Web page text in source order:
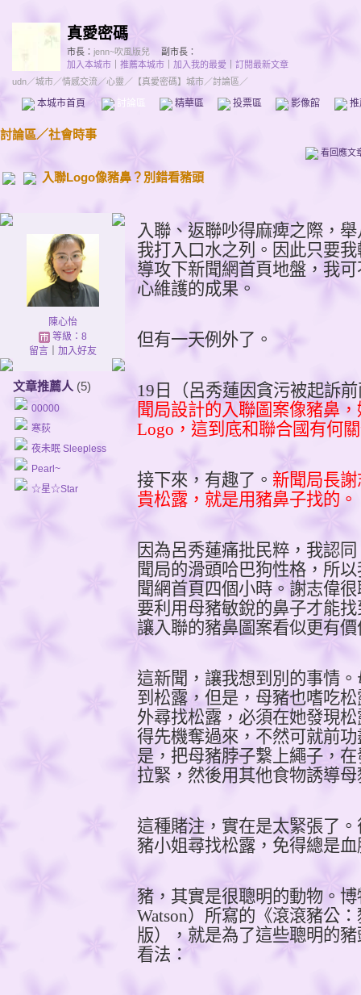
真愛密碼
市長： jenn~吹風版兒
副市長：
加入本城市
推薦本城市 加入我的最愛
訂閱最新文章
udn／城市／情感交流／心靈 ／ 【真愛密碼】城市／討論區／
本城市首頁 討論區 精華區 投票區 影像館
討論區／社會時事
看回應文
入聯Logo像豬鼻？別錯看豬頭
陳心怡
等級：8
留言｜ 加入好友
文章推薦人 (5)
00000
寒荻
夜未眠 Sleepless
Pearl~
☆星☆Star
入聯、返聯吵得麻痺之際，
我打入口水之列。因此只要
導攻下新聞網首頁地盤，我
心維護的成果。
但有一天例外了。
19 日（呂秀蓮因貪污被起訴
聞局設計的入聯圖案像豬鼻
Logo ，這到底和聯合國有何
接下來，有趣了。 新聞局長
貴松露，就是用豬鼻子找的。
因為呂秀蓮痛批民粹，我認
聞局的滑頭哈巴狗性格，所
聞網首頁四個小時。謝志偉
要利用母豬敏銳的鼻子才能
讓入聯的豬鼻圖案看似更有價
這新聞，讓我想到別的事情
到松露，但是，母豬也嗜吃
外尋找松露，必須在她發現
得先機奪過來，不然可就前
是，把母豬脖子繫上繩子，
拉緊，然後用其他食物誘導
這種賭注，實在是太緊張了
豬小姐尋找松露，免得總是
豬，其實是很聰明的動物。
Watson）所寫的《滾滾豬公
版），就是為了這些聰明的
看法：